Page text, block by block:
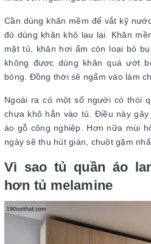
Cần dùng khăn mềm để vắt kỹ
đó dùng khăn khô lau lại. Khăn
mặt tủ, khăn hơi ẩm còn loại bỏ
không được dùng khăn quá ướt
bóng. Đồng thời sẽ ngấm vào làm
Ngoài ra có một số người có thói
chưa khô hẳn vào tủ. Điều này
áo gỗ công nghiệp. Hơn nữa mùi
ngày sẽ thu hút gián, chuột gặm
Vì sao tủ quần áo
hơn tủ melamine